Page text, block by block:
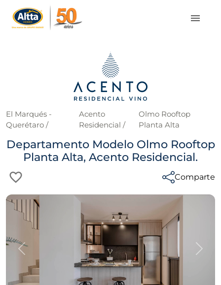
El Marqués -
Querétaro /
Acento
Residencial /
Olmo Rooftop
Planta Alta
Departamento Modelo Olmo Rooftop
Planta Alta, Acento Residencial.
Comparte
Anterior